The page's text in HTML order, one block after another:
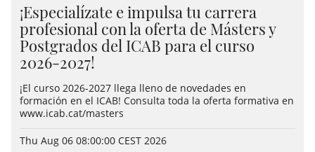
¡Especialízate e impulsa tu carrera
profesional con la oferta de Másters y
Postgrados del ICAB para el curso
2026-2027!
¡El curso 2026-2027 llega lleno de novedades en
formación en el ICAB! Consulta toda la oferta formativa en
www.icab.cat/masters
Thu Aug 06 08:00:00 CEST 2026